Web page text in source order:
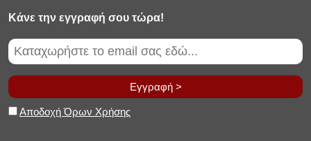
Κάνε την εγγραφή σου τώρα!
Εγγραφή >
Αποδοχή Όρων Χρήσης